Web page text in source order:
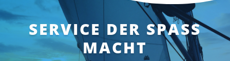
SERVICE DER SPASS M
ACHT